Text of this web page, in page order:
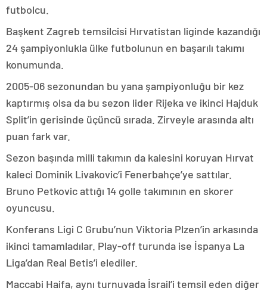
futbolcu.
Başkent Zagreb temsilcisi Hırvatistan liginde kazandığı
24 şampiyonlukla ülke futbolunun en başarılı takımı
konumunda.
2005-06 sezonundan bu yana şampiyonluğu bir kez
kaptırmış olsa da bu sezon lider Rijeka ve ikinci Hajduk
Split’in gerisinde üçüncü sırada. Zirveyle arasında altı
puan fark var.
Sezon başında milli takımın da kalesini koruyan Hırvat
kaleci Dominik Livakovic’i Fenerbahçe’ye sattılar.
Bruno Petkovic attığı 14 golle takımının en skorer
oyuncusu.
Konferans Ligi C Grubu’nun Viktoria Plzen’in arkasında
ikinci tamamladılar. Play-off turunda ise İspanya La
Liga’dan Real Betis’i elediler.
Maccabi Haifa, aynı turnuvada İsrail’i temsil eden diğer